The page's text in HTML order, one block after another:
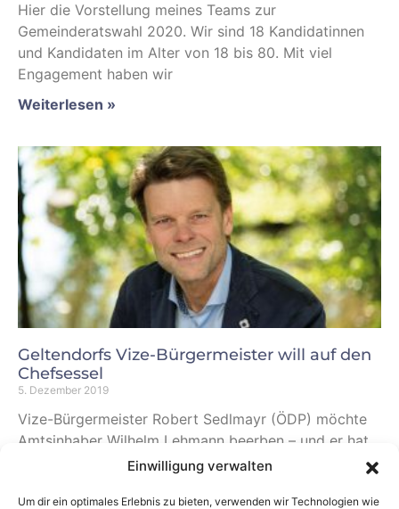
Einwilligung verwalten
Um dir ein optimales Erlebnis zu bieten, verwenden wir Technologien wie
Hier die Vorstellung meines Teams zur
Gemeinderatswahl 2020. Wir sind 18 Kandidatinnen
und Kandidaten im Alter von 18 bis 80. Mit viel
Engagement haben wir
Weiterlesen »
Geltendorfs Vize-Bürgermeister will auf den
Chefsessel
5. Dezember 2019
Vize-Bürgermeister Robert Sedlmayr (ÖDP) möchte
Amtsinhaber Wilhelm Lehmann beerben – und er hat
seine Partei geschlossen hinter sich. Geltendorf –